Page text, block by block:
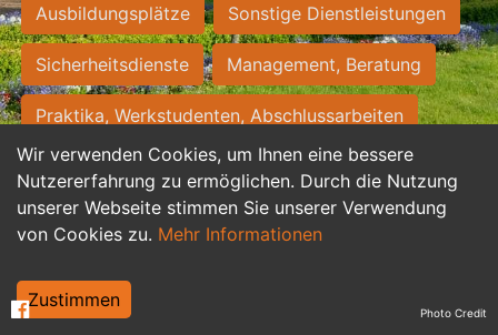
Wir verwenden Cookies, um Ihnen eine bessere
Nutzererfahrung zu ermöglichen. Durch die Nutzung
unserer Webseite stimmen Sie unserer Verwendung
von Cookies zu. Mehr Informationen
Zustimmen
Ausbildungsplätze Sonstige Dienstleistungen
Sicherheitsdienste Management, Beratung
Praktika, Werkstudenten, Abschlussarbeiten
Personalwesen Assistenz, Sekretariat
Hilfskräfte, Aushilfs- und Nebenjobs
Weiterbildung, Studium, duale Ausbildung Photo Credit